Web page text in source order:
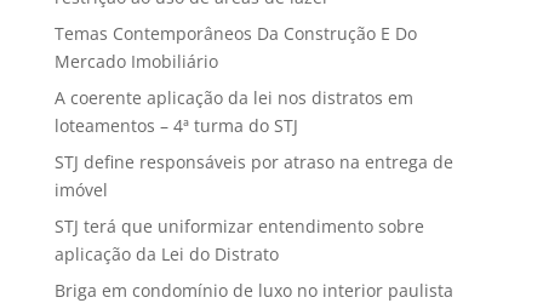
Temas Contemporâneos Da Construção E Do
Mercado Imobiliário
A coerente aplicação da lei nos distratos em
loteamentos – 4ª turma do STJ
STJ define responsáveis por atraso na entrega de
imóvel
STJ terá que uniformizar entendimento sobre
aplicação da Lei do Distrato
Briga em condomínio de luxo no interior paulista